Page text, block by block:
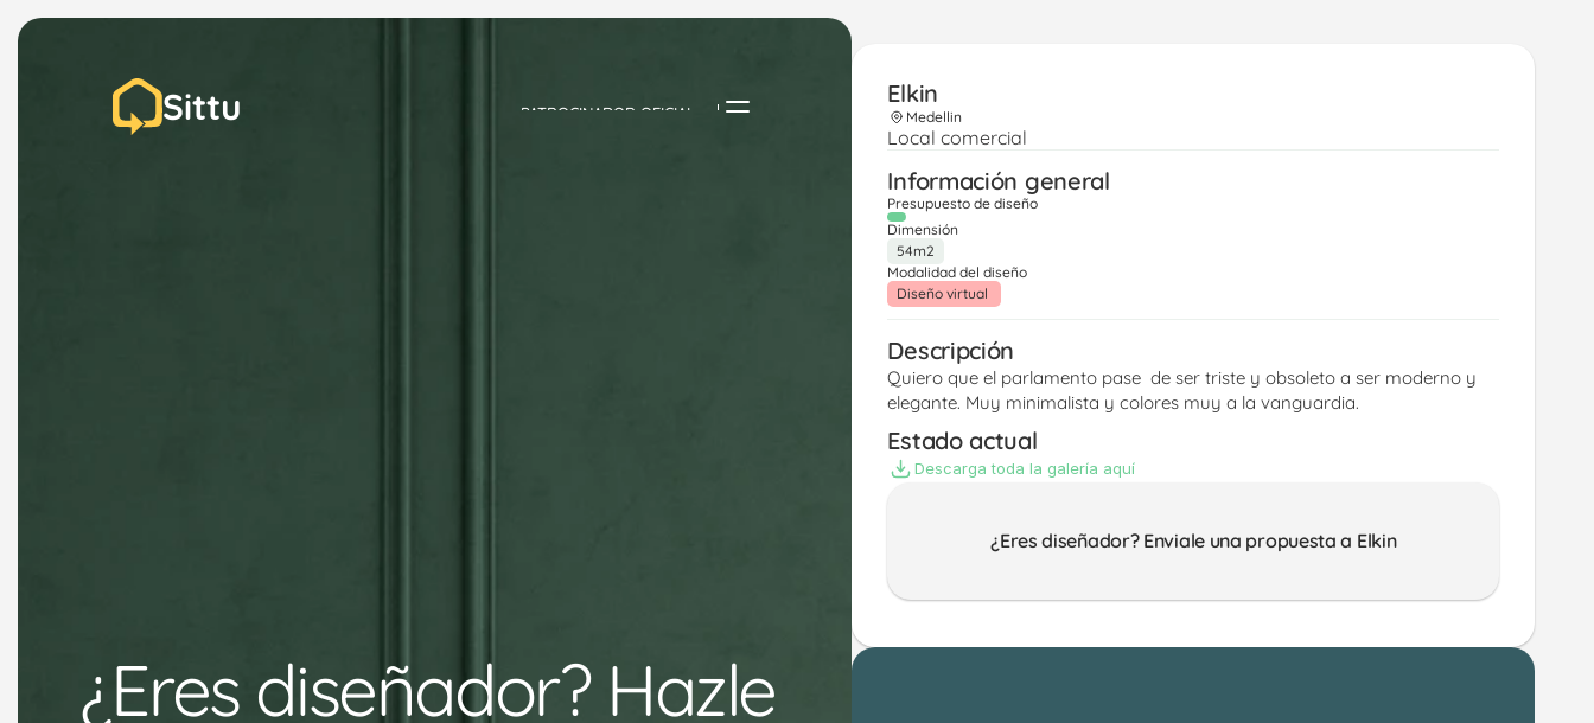
Sittu PATROCINADOR OFICIAL
¿Eres diseñador? Hazle
Elkin
Medellin
Local comercial
Información general
Presupuesto de diseño
Dimensión
54m2
Modalidad del diseño
Diseño virtual
Descripción
Quiero que el parlamento pase  de ser triste y obsoleto a ser moderno y
elegante. Muy minimalista y colores muy a la vanguardia.
Estado actual
Descarga toda la galería aquí
¿Eres diseñador? Enviale una propuesta a Elkin